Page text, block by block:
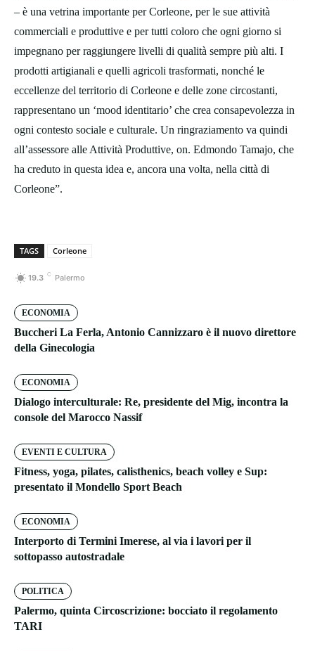
– è una vetrina importante per Corleone, per le sue attività
commerciali e produttive e per tutti coloro che ogni giorno si
impegnano per raggiungere livelli di qualità sempre più alti. I
prodotti artigianali e quelli agricoli trasformati, nonché le
eccellenze del territorio di Corleone e delle zone circostanti,
rappresentano un ‘mood identitario’ che crea consapevolezza in
ogni contesto sociale e culturale. Un ringraziamento va quindi
all’assessore alle Attività Produttive, on. Edmondo Tamajo, che
ha creduto in questa idea e, ancora una volta, nella città di
Corleone”.
TAGS Corleone
19.3 C Palermo
ECONOMIA
Buccheri La Ferla, Antonio Cannizzaro è il nuovo direttore
della Ginecologia
ECONOMIA
Dialogo interculturale: Re, presidente del Mig, incontra la
console del Marocco Nassif
EVENTI E CULTURA
Fitness, yoga, pilates, calisthenics, beach volley e Sup:
presentato il Mondello Sport Beach
ECONOMIA
Interporto di Termini Imerese, al via i lavori per il
sottopasso autostradale
POLITICA
Palermo, quinta Circoscrizione: bocciato il regolamento
TARI